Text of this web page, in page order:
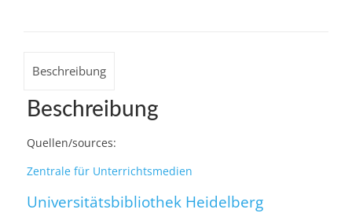
Beschreibung
Beschreibung
Quellen/sources:
Zentrale für Unterrichtsmedien
Universitätsbibliothek Heidelberg